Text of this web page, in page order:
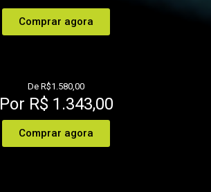
Comprar agora
De R$1.580,00
Por R$ 1.343,00
Comprar agora